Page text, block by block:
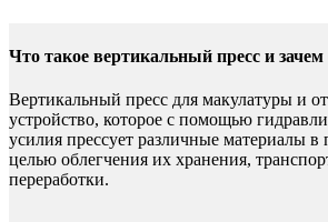
Что такое вертикальный пресс и
Вертикальный пресс для макулатуры и
устройство, которое с помощью
усилия прессует различные материалы
целью облегчения их хранения,
переработки.